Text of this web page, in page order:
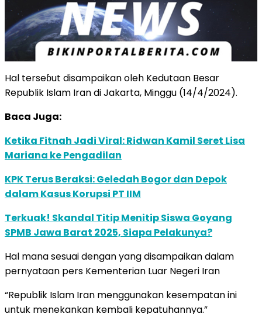
Hal terseɓut disampaikan oleh Kedutaan Besar
Republik Islam Iran di Jakarta, Minggu (14/4/2024).
Baca Juga:
Ketika Fitnah Jadi Viral: Ridwan Kamil Seret Lisa
Mariana ke Pengadilan
KPK Terus Beraksi: Geledah Bogor dan Depok
dalam Kasus Korupsi PT IIM
Terkuak! Skandal Titip Menitip Siswa Goyang
SPMB Jawa Barat 2025, Siapa Pelakunya?
Hal mana sesuai dengan yang disampaikan dalam
pernyataan pers Kementerian Luar Negeri Iran
“Republik Islam Iran menggunakan kesempatan ini
untuk menekankan kembali kepatuhannya.”